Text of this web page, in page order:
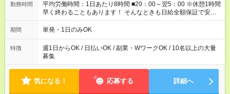
勤務時間
平均労働時間：1日あたり8時間 ■20：00～翌5：00 ※休憩1時間
早く終わることもあります！ そんなときも日給全額保証で安心♪
平均労働時間：1日あたり8時間 ■20：00～翌5：00 ※休憩1時間
早く終わることもあります！ そんなときも日給全額保証で安心♪
期間 単発・1日のみOK
特徴
週1日からOK / 日払いOK / 副業・WワークOK / 10名以上の大量
募集
気になる！ 応募する 詳細へ